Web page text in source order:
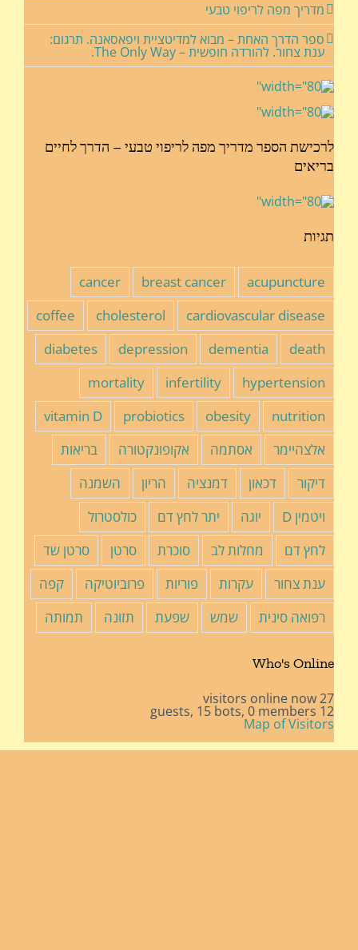
מדריך מפה לריפוי טבעי
ספר הדרך האחת – מבוא למדיטציית ויפאסאנה. תרגום:
ענת צחור. להורדה חופשית – The Only Way.
לרכישת הספר מדריך מפה לריפוי טבעי – הדרך לחיים
בריאים
תגיות
acupuncture
breast cancer
cancer
cardiovascular disease
cholesterol
coffee
death
dementia
depression
diabetes
hypertension
infertility
mortality
nutrition
obesity
probiotics
vitamin D
אלצהיימר
אסתמה אקופונקטורה
בריאות
דיקור
דכאון דמנציה הריון
השמנה
ויטמין D
יוגה יתר לחץ דם
כולסטרול
לחץ דם
מחלות לב סוכרת סרטן
סרטן שד
ענת צחור
עקרות פוריות פרוביוטיקה
קפה
רפואה סינית
שמש שפעת תזונה תמותה
Who's Online
27 visitors online now
12 guests,
15 bots, 0 members
Map of Visitors